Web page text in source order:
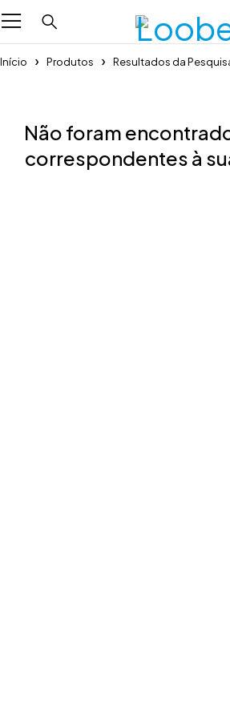
Início Produtos Resultados da
Não foram
correspondentes à